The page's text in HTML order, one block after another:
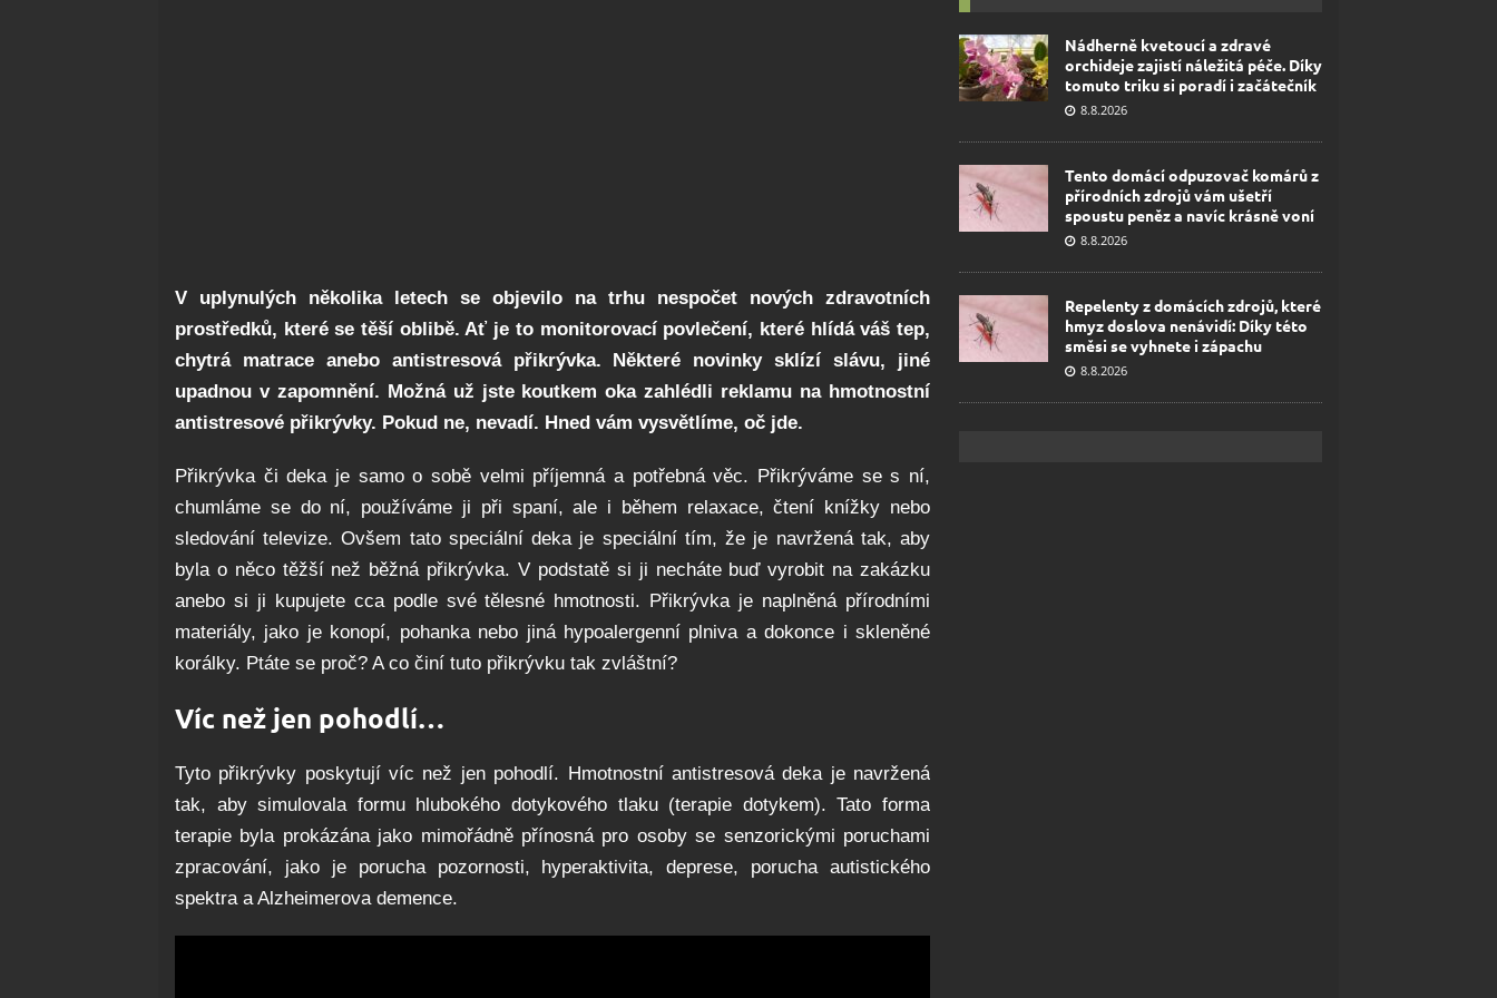
V uplynulých několika letech se objevilo na trhu nespočet nových zdravotních
prostředků, které se těší oblibě. Ať je to monitorovací povlečení, které hlídá váš tep,
chytrá matrace anebo antistresová přikrývka. Některé novinky sklízí slávu, jiné
upadnou v zapomnění. Možná už jste koutkem oka zahlédli reklamu na hmotnostní
antistresové přikrývky. Pokud ne, nevadí. Hned vám vysvětlíme, oč jde.
Přikrývka či deka je samo o sobě velmi příjemná a potřebná věc. Přikrýváme se s ní,
chumláme se do ní, používáme ji při spaní, ale i během relaxace, čtení knížky nebo
sledování televize. Ovšem tato speciální deka je speciální tím, že je navržená tak, aby
byla o něco těžší než běžná přikrývka. V podstatě si ji necháte buď vyrobit na zakázku
anebo si ji kupujete cca podle své tělesné hmotnosti. Přikrývka je naplněná přírodními
materiály, jako je konopí, pohanka nebo jiná hypoalergenní plniva a dokonce i skleněné
korálky. Ptáte se proč? A co činí tuto přikrývku tak zvláštní?
Víc než jen pohodlí…
Tyto přikrývky poskytují víc než jen pohodlí. Hmotnostní antistresová deka je navržená
tak, aby simulovala formu hlubokého dotykového tlaku (terapie dotykem). Tato forma
terapie byla prokázána jako mimořádně přínosná pro osoby se senzorickými poruchami
zpracování, jako je porucha pozornosti, hyperaktivita, deprese, porucha autistického
spektra a Alzheimerova demence.
Nádherně kvetoucí a zdravé
orchideje zajistí náležitá péče. Díky
tomuto triku si poradí i začátečník
8.8.2026
Tento domácí odpuzovač komárů z
přírodních zdrojů vám ušetří
spoustu peněz a navíc krásně voní
8.8.2026
Repelenty z domácích zdrojů, které
hmyz doslova nenávidí: Díky této
směsi se vyhnete i zápachu
8.8.2026